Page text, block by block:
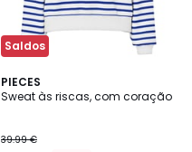
Saldos
PIECES
Sweat às riscas, com coração
39.99 €
5
/